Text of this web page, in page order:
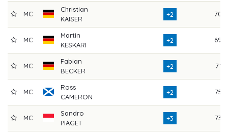
MC
Christian
KAISER
+2 70
MC
Martin
KESKARI
+2 69
MC
Fabian
BECKER
+2 71
MC
Ross
CAMERON
+2 75
MC
Sandro
PIAGET
+3 73